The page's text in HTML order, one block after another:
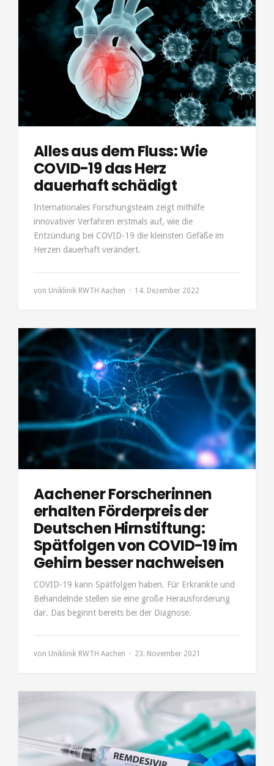
Alles aus dem Fluss: Wie
COVID-19 das Herz
dauerhaft schädigt
Internationales Forschungsteam zeigt mithilfe
innovativer Verfahren erstmals auf, wie die
Entzündung bei COVID-19 die kleinsten Gefäße im
Herzen dauerhaft verändert.
von Uniklinik RWTH Aachen 14. Dezember 2022
Aachener Forscherinnen
erhalten Förderpreis der
Deutschen Hirnstiftung:
Spätfolgen von COVID-19 im
Gehirn besser nachweisen
COVID-19 kann Spätfolgen haben. Für Erkrankte und
Behandelnde stellen sie eine große Herausforderung
dar. Das beginnt bereits bei der Diagnose.
von Uniklinik RWTH Aachen 23. November 2021